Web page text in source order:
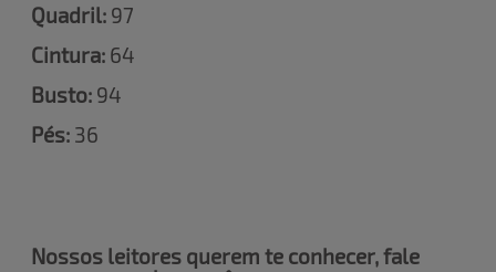
Quadril: 97
Cintura: 64
Busto: 94
Pés: 36
Nossos leitores querem te conhecer, fale